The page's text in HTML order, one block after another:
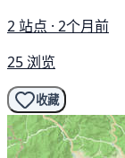
2 站点 · 2个月前
25 浏览
收藏